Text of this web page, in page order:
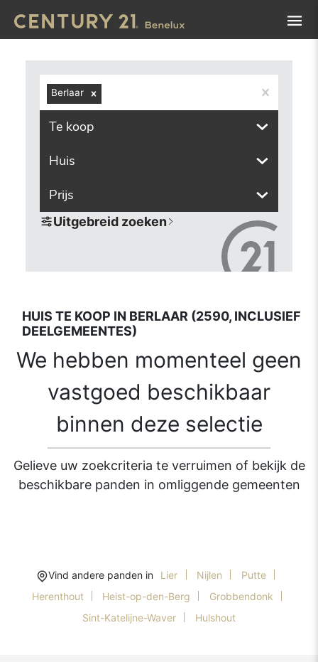
Berlaar
Te koop
Huis
Prijs
Uitgebreid zoeken
HUIS TE KOOP IN BERLAAR (2590, INCLUSIEF
DEELGEMEENTES)
We hebben momenteel geen
vastgoed beschikbaar
binnen deze selectie
Gelieve uw zoekcriteria te verruimen of bekijk de
beschikbare panden in omliggende gemeenten
Vind andere panden in Lier Nijlen
Putte
Herenthout
Heist-op-den-Berg
Grobbendonk
Sint-Katelijne-Waver
Hulshout